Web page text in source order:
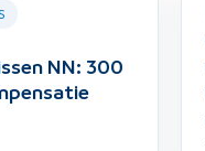
NN: 300